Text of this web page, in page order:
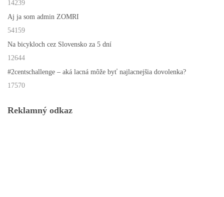
14239
Aj ja som admin ZOMRI
54159
Na bicykloch cez Slovensko za 5 dní
12644
#2centschallenge – aká lacná môže byť najlacnejšia dovolenka?
17570
Reklamný odkaz